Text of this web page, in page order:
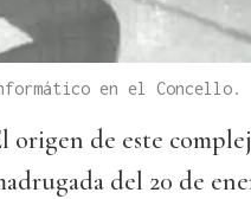
en el Concello.
origen de este
del 20 de